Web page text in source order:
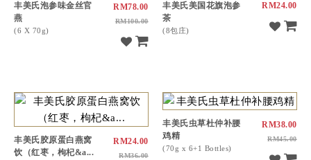
丰美氏泡参味金丝官
燕
(6 X 70g)
RM78.00
RM100.00
丰美氏美国花旗泡参
茶
(8包庄)
RM24.00
丰美氏胶原蛋白燕窝
饮（红枣，枸杞&a...
RM24.00
RM36.00
丰美氏虫草杜仲补腰
鸡精
(70g x 6+1 Bottles)
RM38.00
RM45.00